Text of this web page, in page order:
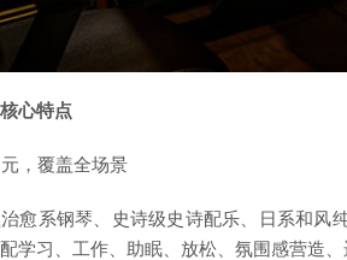
心特点
，覆盖全场景
愈系钢琴、史诗级史诗配乐、日系和风
学习、工作、助眠、放松、氛围感营造